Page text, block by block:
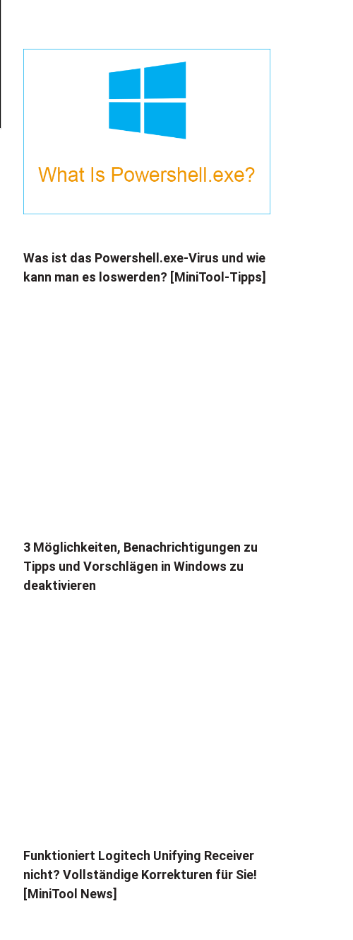
Was ist das Powershell.exe-Virus und wie
kann man es loswerden? [MiniTool-Tipps]
3 Möglichkeiten, Benachrichtigungen zu
Tipps und Vorschlägen in Windows zu
deaktivieren
Funktioniert Logitech Unifying Receiver
nicht? Vollständige Korrekturen für Sie!
[MiniTool News]